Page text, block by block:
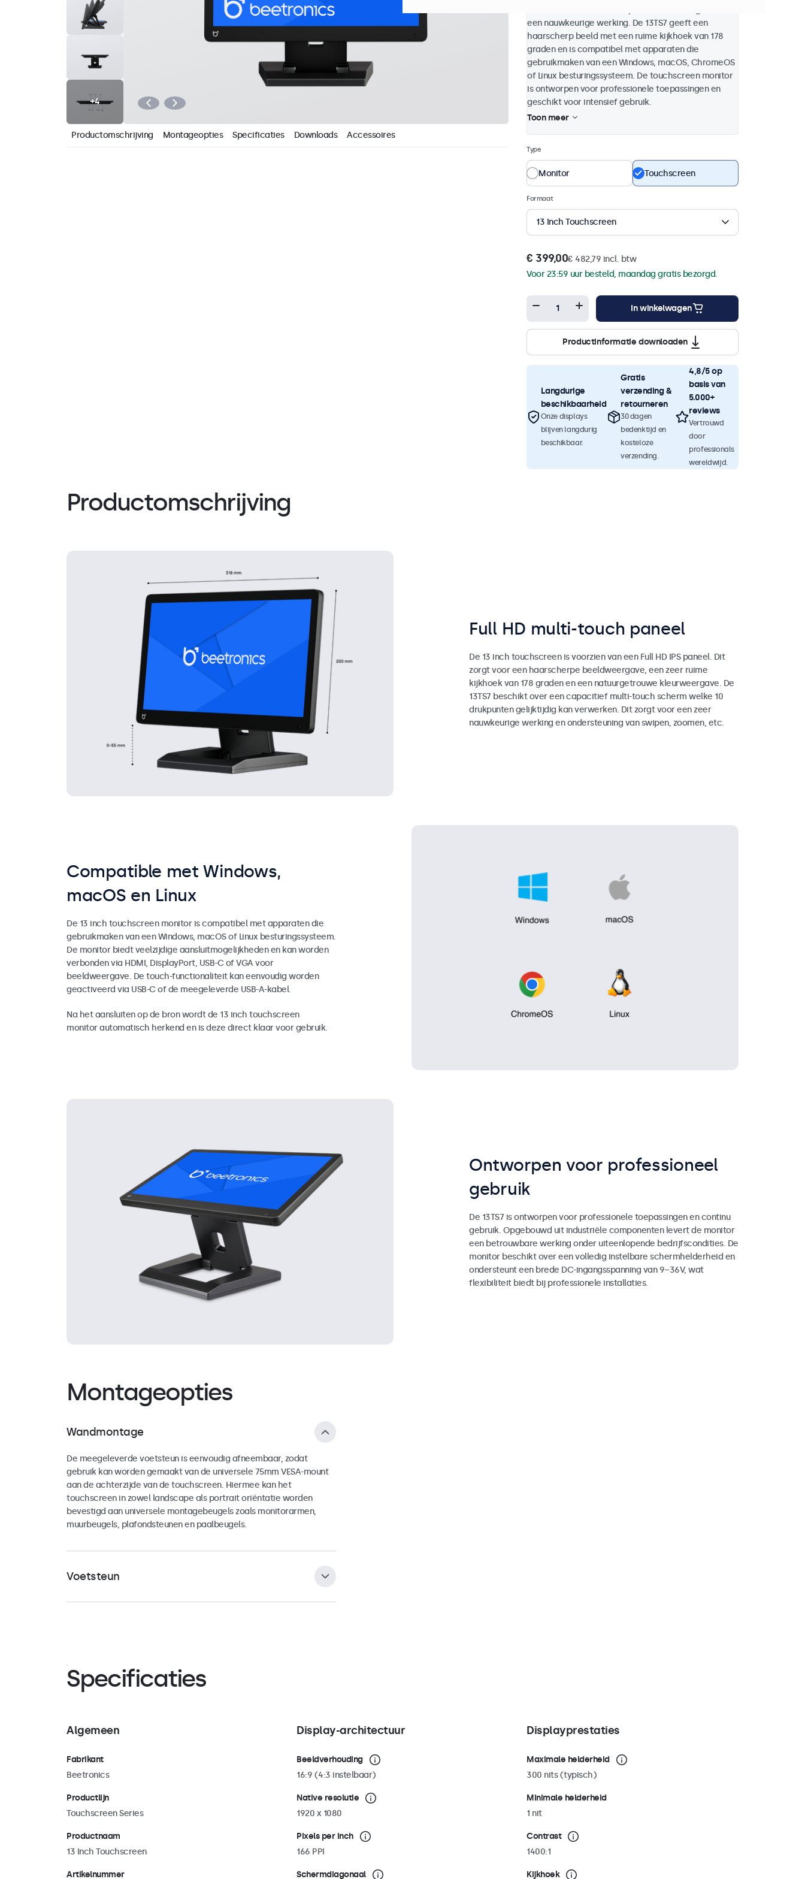
Productomschrijving Montageopties Specificaties Downloads Accessoires
een nauwkeurige werking. De 13TS7 geeft een
haarscherp beeld met een ruime kijkhoek van 178
graden en is compatibel met apparaten die
gebruikmaken van een Windows, macOS, ChromeOS
of Linux besturingssysteem. De touchscreen monitor
is ontworpen voor professionele toepassingen en
geschikt voor intensief gebruik.
Toon meer
Type
Monitor Touchscreen
Formaat
13 Inch Touchscreen
€ 399,00€ 482,79 incl. btw
Voor 23:59 uur besteld, maandag gratis bezorgd.
In winkelwagen
Productinformatie downloaden
Langdurige
beschikbaarheid
Onze displays
blijven langdurig
beschikbaar.
Gratis
verzending &
retourneren
30 dagen
bedenktijd en
kosteloze
verzending.
4,8/5 op
basis van
5.000+
reviews
Vertrouwd
door
professionals
wereldwijd.
Productomschrijving
Full HD multi-touch paneel
De 13 inch touchscreen is voorzien van een Full HD IPS paneel. Dit
zorgt voor een haarscherpe beeldweergave, een zeer ruime
kijkhoek van 178 graden en een natuurgetrouwe kleurweergave. De
13TS7 beschikt over een capacitief multi-touch scherm welke 10
drukpunten gelijktijdig kan verwerken. Dit zorgt voor een zeer
nauwkeurige werking en ondersteuning van swipen, zoomen, etc.
Compatible met Windows,
macOS en Linux
De 13 inch touchscreen monitor is compatibel met apparaten die
gebruikmaken van een Windows, macOS of Linux besturingssysteem.
De monitor biedt veelzijdige aansluitmogelijkheden en kan worden
verbonden via HDMI, DisplayPort, USB-C of VGA voor
beeldweergave. De touch-functionaliteit kan eenvoudig worden
geactiveerd via USB-C of de meegeleverde USB-A-kabel.
Na het aansluiten op de bron wordt de 13 inch touchscreen
monitor automatisch herkend en is deze direct klaar voor gebruik.
Ontworpen voor professioneel
gebruik
De 13TS7 is ontworpen voor professionele toepassingen en continu
gebruik. Opgebouwd uit industriële componenten levert de monitor
een betrouwbare werking onder uiteenlopende bedrijfscondities. De
monitor beschikt over een volledig instelbare schermhelderheid en
ondersteunt een brede DC-ingangsspanning van 9–36V, wat
flexibiliteit biedt bij professionele installaties.
Montageopties
Wandmontage
De meegeleverde voetsteun is eenvoudig afneembaar, zodat
gebruik kan worden gemaakt van de universele 75mm VESA-mount
aan de achterzijde van de touchscreen. Hiermee kan het
touchscreen in zowel landscape als portrait oriëntatie worden
bevestigd aan universele montagebeugels zoals monitorarmen,
muurbeugels, plafondsteunen en paalbeugels.
Voetsteun
Het touchscreen wordt geleverd met een veelzijdige voetsteun die
worden verwijderd, zodat gebruik gemaakt kan worden van de
75mm VESA-mount. Hiermee kan de touchscreen worden bevestigd
aan universele voetsteunen of beugels, zowel in landscape als
Specificaties
Algemeen
Fabrikant
Beetronics
Productlijn
Touchscreen Series
Productnaam
13 Inch Touchscreen
Artikelnummer
Display-architectuur
Beeldverhouding
16:9 (4:3 instelbaar)
Native resolutie
1920 x 1080
Pixels per inch
166 PPI
Schermdiagonaal
Displayprestaties
Maximale helderheid
300 nits (typisch)
Minimale helderheid
1 nit
Contrast
1400:1
Kijkhoek